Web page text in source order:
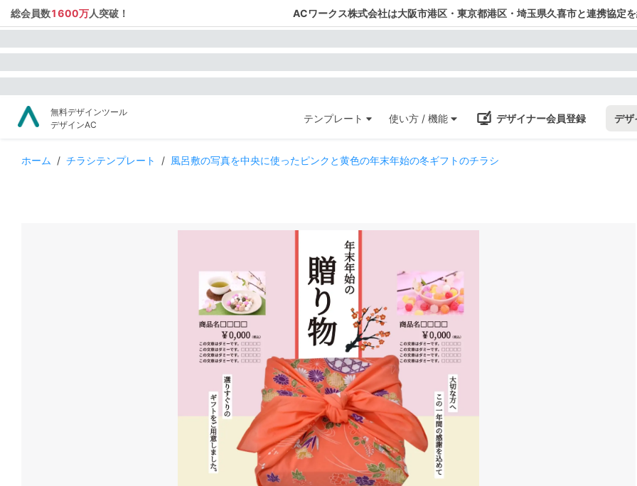
総会員数1600万人突破！ ACワークス株式会社は大阪市港区・東京都港区・埼玉県久喜市と連携協定
無料デザインツール
デザインAC
テンプレート 使い方 / 機能 デザイナー会員登録 デザ
ホーム / チラシテンプレート / 風呂敷の写真を中央に使ったピンクと黄色の年末年始の冬ギフトのチラシ